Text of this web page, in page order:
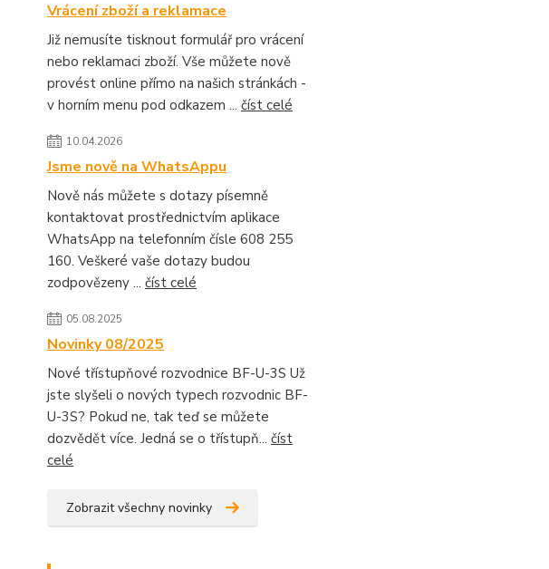
Vrácení zboží a reklamace
Již nemusíte tisknout formulář pro vrácení
nebo reklamaci zboží. Vše můžete nově
provést online přímo na našich stránkách -
v horním menu pod odkazem ... číst celé
10.04.2026
Jsme nově na WhatsAppu
Nově nás můžete s dotazy písemně
kontaktovat prostřednictvím aplikace
WhatsApp na telefonním čísle 608 255
160. Veškeré vaše dotazy budou
zodpovězeny ... číst celé
05.08.2025
Novinky 08/2025
Nové třístupňové rozvodnice BF-U-3S Už
jste slyšeli o nových typech rozvodnic BF-
U-3S? Pokud ne, tak teď se můžete
dozvědět více. Jedná se o třístupň... číst
celé
Zobrazit všechny novinky